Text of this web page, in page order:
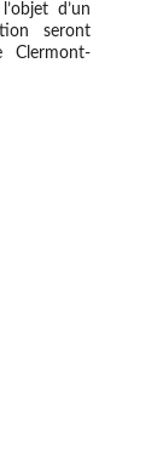
d’un
seront
Clermont-